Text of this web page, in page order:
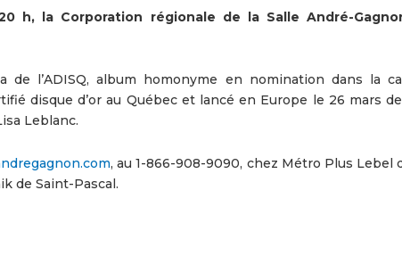
h, la Corporation régionale de la Salle André-
de l’ADISQ, album homonyme en nomination dans la
disque d’or au Québec et lancé en Europe le 26 mars
Leblanc.
, au 1-866-908-9090, chez Métro Plus Lebel
de Saint-Pascal.